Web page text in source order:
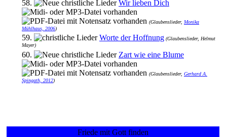
58. Wir lieben Dich
(Glaubenslieder, Monika
Mühlhaus, 2006)
59. Worte der Hoffnung (Glaubenslieder, Helmut
Mayer)
60. Zart wie eine Blume
(Glaubenslieder, Gerhard A.
Spingath, 2012)
Friede mit Gott finden